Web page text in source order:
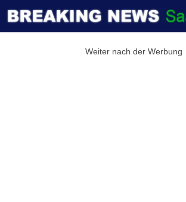
Weiter nach der Werbung